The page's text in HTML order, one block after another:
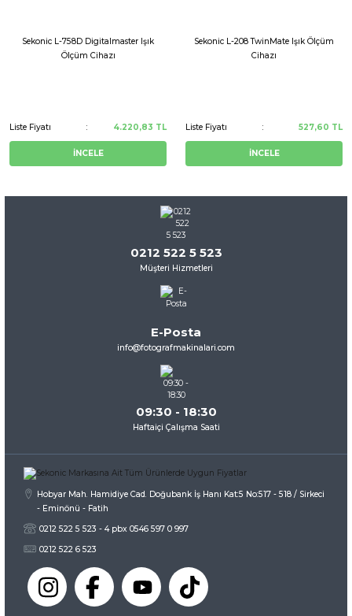
Sekonic L-758D Digitalmaster Işık
Ölçüm Cihazı
Liste Fiyatı 4.220,83 TL
İNCELE
Sekonic L-208 TwinMate Işık Ölçüm
Cihazı
Liste Fiyatı 527,60 TL
İNCELE
0212 522 5 523
Müşteri Hizmetleri
E-Posta
info@fotografmakinalari.com
09:30 - 18:30
Haftaiçi Çalışma Saati
Hobyar Mah. Hamidiye Cad. Doğubank İş Hanı Kat:5 No:517 - 518 / Sirkeci
- Eminönü - Fatih
0212 522 5 523 - 4 pbx 0546 597 0 997
0212 522 6 523